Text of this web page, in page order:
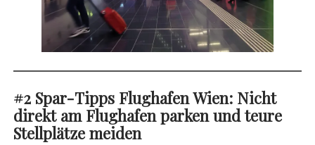
#2 Spar-Tipps Flughafen Wien: Nicht
direkt am Flughafen parken und teure
Stellplätze meiden